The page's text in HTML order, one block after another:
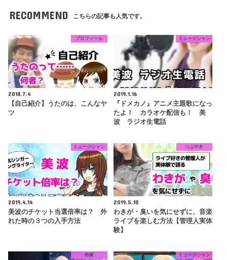
RECOMMEND こちらの記事も人気です。
プロフィール
2018.7.4
【自己紹介】うたのは、こんなヤ
ツ
ミュージシャン
2019.1.16
『ドメカノ』アニメ主題歌になっ
たよ！ カラオケ配信も！ 美
波 ラジオ生電話
ミュージシャン
2019.4.14
美波のチケット当選倍率は？ 外
れた時の３つの入手方法
つぶやき
2019.5.10
わきが・臭いを気にせずに、音楽
ライブを楽しむ方法【管理人実体
験】
作家 ミュージシャン